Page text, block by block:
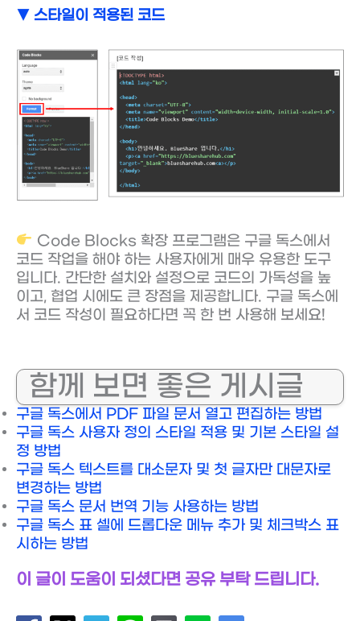
▼ 스타일이 적용된 코드
Code Blocks 확장 프로그램은 구글 독스에서
코드 작업을 해야 하는 사용자에게 매우 유용한 도구
입니다. 간단한 설치와 설정으로 코드의 가독성을 높
이고, 협업 시에도 큰 장점을 제공합니다. 구글 독스에
서 코드 작성이 필요하다면 꼭 한 번 사용해 보세요!
함께 보면 좋은 게시글
구글 독스에서 PDF 파일 문서 열고 편집하는 방법
구글 독스 사용자 정의 스타일 적용 및 기본 스타일 설
정 방법
구글 독스 텍스트를 대소문자 및 첫 글자만 대문자로
변경하는 방법
구글 독스 문서 번역 기능 사용하는 방법
구글 독스 표 셀에 드롭다운 메뉴 추가 및 체크박스 표
시하는 방법
이 글이 도움이 되셨다면 공유 부탁 드립니다.